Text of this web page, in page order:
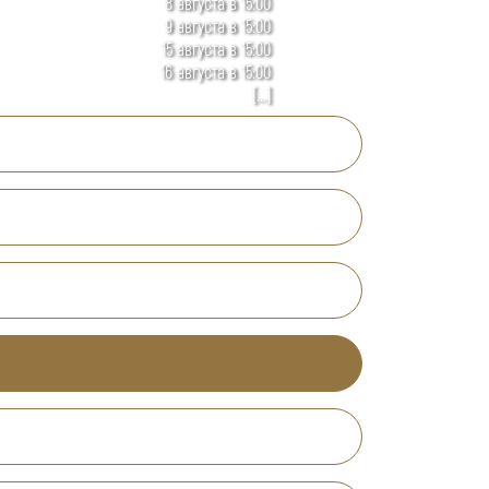
9 августа в 15:00
15 августа в 15:00
16 августа в 15:00
[...]